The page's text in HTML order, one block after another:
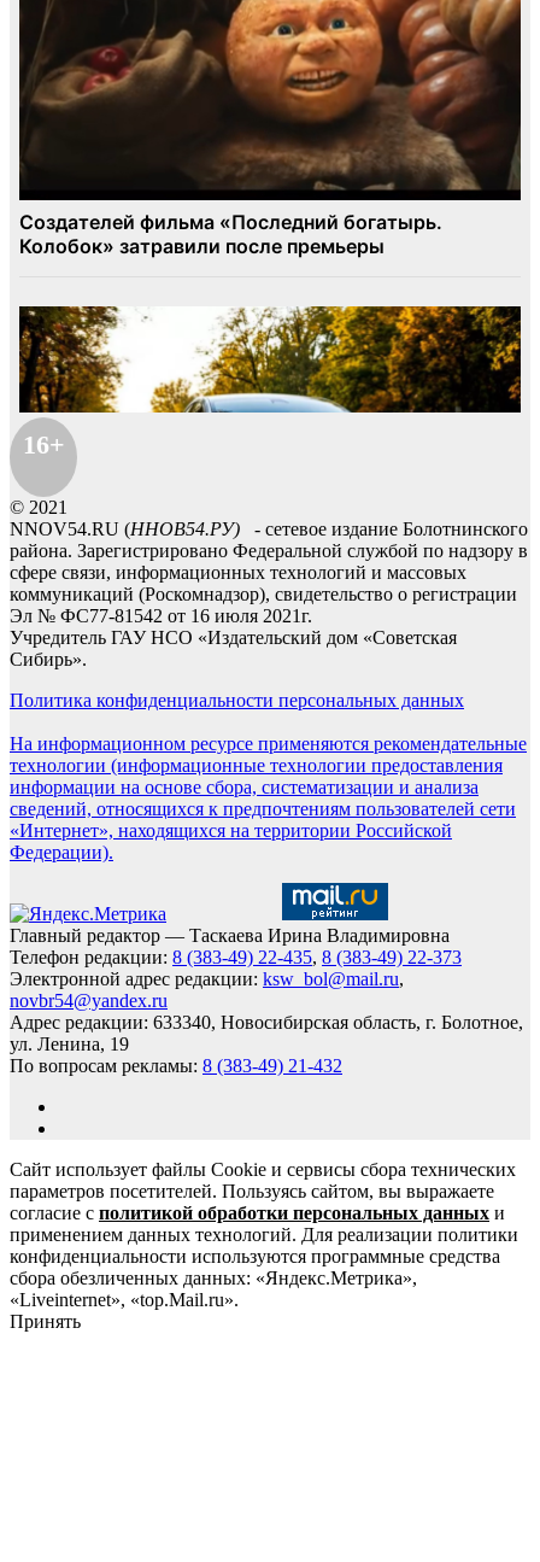
16+
© 2021
NNOV54.RU (ННОВ54.РУ) - сетевое издание Болотнинского
района. Зарегистрировано Федеральной службой по надзору в
сфере связи, информационных технологий и массовых
коммуникаций (Роскомнадзор), свидетельство о регистрации
Эл № ФС77-81542 от 16 июля 2021г.
Учредитель ГАУ НСО «Издательский дом «Советская
Сибирь».
Политика конфиденциальности персональных данных
На информационном ресурсе применяются рекомендательные
технологии (информационные технологии предоставления
информации на основе сбора, систематизации и анализа
сведений, относящихся к предпочтениям пользователей сети
«Интернет», находящихся на территории Российской
Федерации).
Главный редактор — Таскаева Ирина Владимировна
Телефон редакции: 8 (383-49) 22-435, 8 (383-49) 22-373
Электронной адрес редакции: ksw_bol@mail.ru,
novbr54@yandex.ru
Адрес редакции: 633340, Новосибирская область, г. Болотное,
ул. Ленина, 19
По вопросам рекламы: 8 (383-49) 21-432
Сайт использует файлы Cookie и сервисы сбора технических
параметров посетителей. Пользуясь сайтом, вы выражаете
согласие с политикой обработки персональных данных и
применением данных технологий. Для реализации политики
конфиденциальности используются программные средства
сбора обезличенных данных: «Яндекс.Метрика»,
«Liveinternet», «top.Mail.ru».
Принять